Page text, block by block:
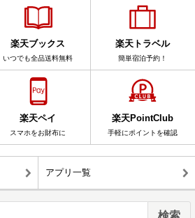
楽天ブックス
いつでも全品送料無料
楽天トラベル
簡単宿泊予約！
楽天ペイ
スマホをお財布に
楽天PointClub
手軽にポイントを確認
アプリ一覧